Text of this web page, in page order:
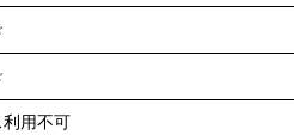
用不可